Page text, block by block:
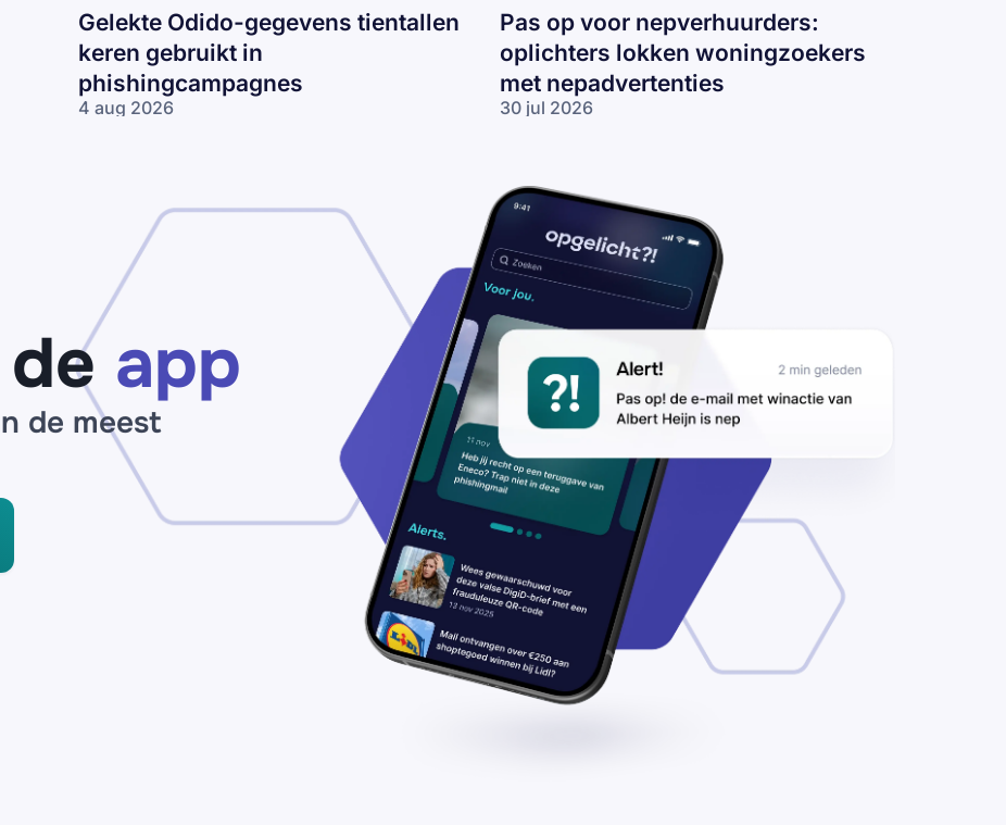
Gelekte Odido-gegevens tientallen
keren gebruikt in
phishingcampagnes
4 aug 2026
Pas op voor nepverhuurders:
oplichters lokken woningzoekers
met nepadvertenties
30 jul 2026
lokken
woningzoekers
nepadvertenties
app
de meest